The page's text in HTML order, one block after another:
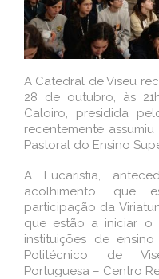
A Catedral de Viseu
28 de outubro, às
Caloiro, presidida
recentemente
Pastoral do Ensino
A Eucaristia,
acolhimento, que
participação da
que estão a iniciar o
instituições de
Politécnico de
Portuguesa – Centro